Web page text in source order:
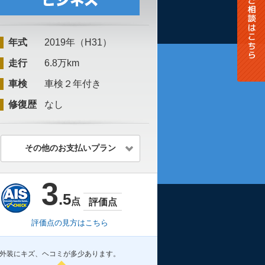
年式 2019年（H31）
走行 6.8万km
車検 車検２年付き
修復歴 なし
その他のお支払いプラン
3.5点 評価点
評価点の見方はこちら
装にキズ、ヘコミが多少あります。